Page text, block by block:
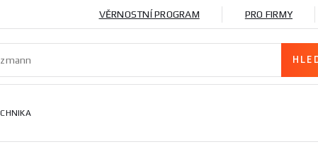
VĚRNOSTNÍ PROGRAM PRO FIRMY